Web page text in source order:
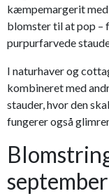
kæmpemargerit
blomster til at pop –
purpurfarvede
I naturhaver og
kombineret med
stauder, hvor den
fungerer også
september